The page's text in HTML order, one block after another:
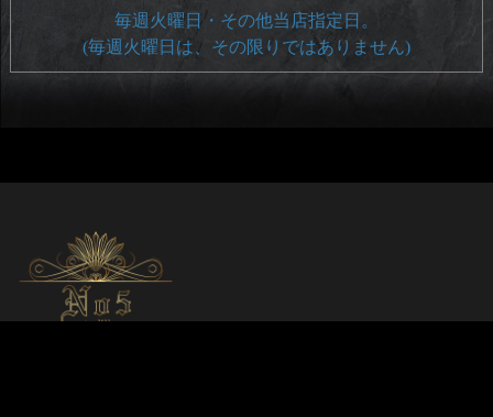
毎週火曜日・その他当店指定日。
(毎週火曜日は、その限りではありません)